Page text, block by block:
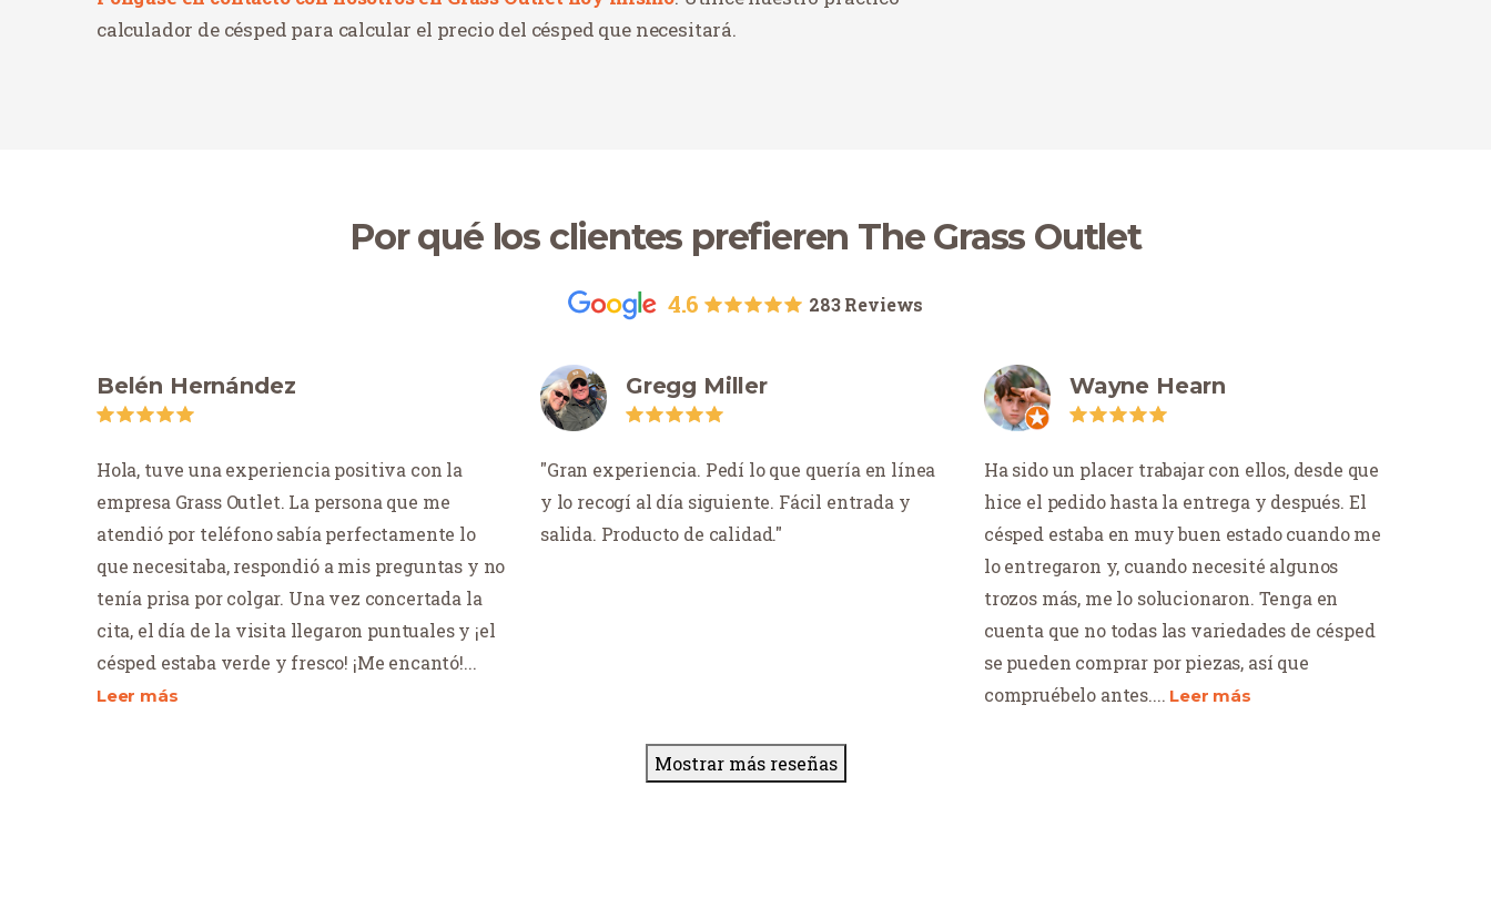
calculador de césped para calcular el precio del césped que necesitará.
Por qué los clientes prefieren The Grass Outlet
4.6 283 Reviews
Belén Hernández
Hola, tuve una experiencia positiva con la
empresa Grass Outlet. La persona que me
atendió por teléfono sabía perfectamente lo
que necesitaba, respondió a mis preguntas y no
tenía prisa por colgar. Una vez concertada la
cita, el día de la visita llegaron puntuales y ¡el
césped estaba verde y fresco! ¡Me encantó!...
Leer más
Gregg Miller
Gran experiencia. Pedí lo que quería en línea
y lo recogí al día siguiente. Fácil entrada y
salida. Producto de calidad.
Wayne Hearn
Ha sido un placer trabajar con ellos, desde que
hice el pedido hasta la entrega y después. El
césped estaba en muy buen estado cuando me
lo entregaron y, cuando necesité algunos
trozos más, me lo solucionaron. Tenga en
cuenta que no todas las variedades de césped
se pueden comprar por piezas, así que
compruébelo antes.... Leer más
Mostrar más reseñas